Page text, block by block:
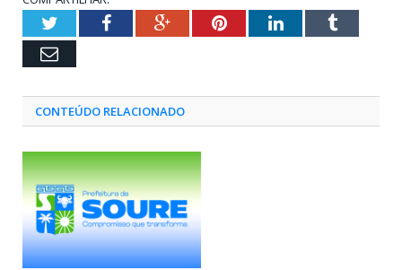
TwitterFacebookGoogle+PinterestLinkedInTumblr
Email
CONTEÚDO RELACIONADO